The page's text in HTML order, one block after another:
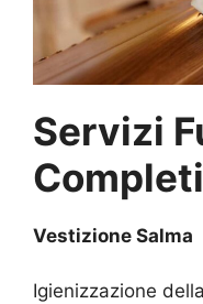
Servizi
Completi
Vestizione Salma
Igienizzazione